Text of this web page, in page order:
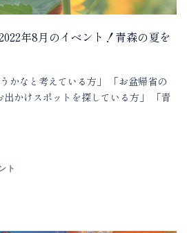
年8月のイベント！青森の夏を
かなと考えている方」 「お盆帰省の
かけスポットを探している方」 「青
ト